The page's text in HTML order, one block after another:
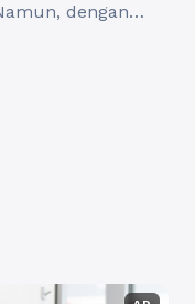
dengan
menjadikan